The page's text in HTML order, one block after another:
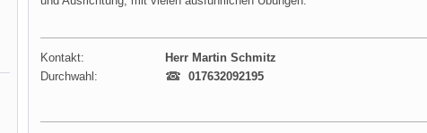
Kontakt:
Herr Martin Schmitz
Durchwahl:
017632092195